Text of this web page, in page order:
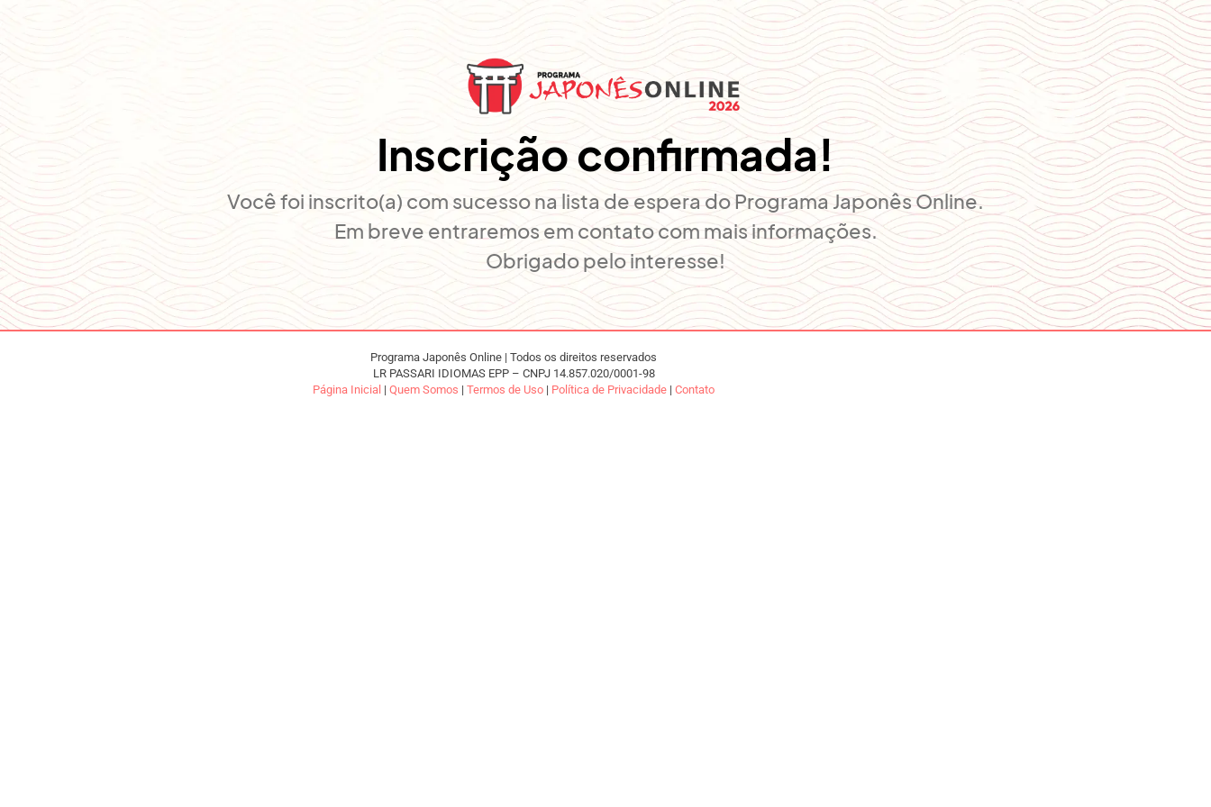
Inscrição confirmada!
Você foi inscrito(a) com sucesso na lista de espera do Programa Japonês Online.
Em breve entraremos em contato com mais informações.
Obrigado pelo interesse!
Programa Japonês Online | Todos os direitos reservados
LR PASSARI IDIOMAS EPP – CNPJ 14.857.020/0001-98
Página Inicial | Quem Somos | Termos de Uso | Política de Privacidade | Contato